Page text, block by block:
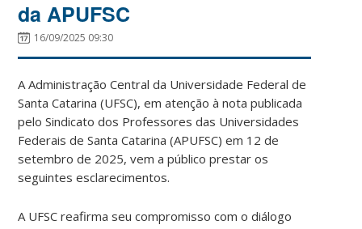
da APUFSC
16/09/2025 09:30
A Administração Central da Universidade Federal de
Santa Catarina (UFSC), em atenção à nota publicada
pelo Sindicato dos Professores das Universidades
Federais de Santa Catarina (APUFSC) em 12 de
setembro de 2025, vem a público prestar os
seguintes esclarecimentos.
A UFSC reafirma seu compromisso com o diálogo